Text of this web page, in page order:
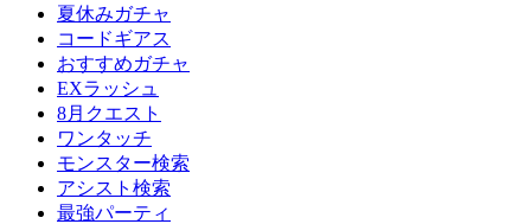
夏休みガチャ
コードギアス
おすすめガチャ
EXラッシュ
8月クエスト
ワンタッチ
モンスター検索
アシスト検索
最強パーティ